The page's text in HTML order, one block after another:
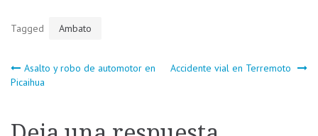
Tagged Ambato
Navegación
Asalto y robo de automotor en
Picaihua
Accidente vial en Terremoto